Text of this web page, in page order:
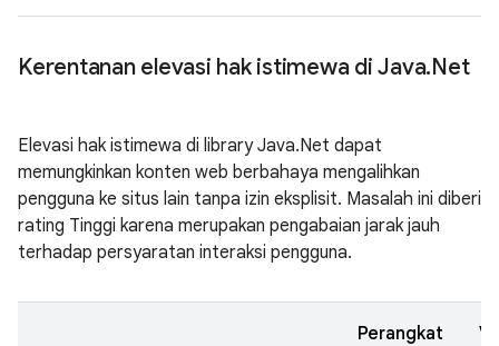
Kerentanan elevasi hak istimewa di Java.Net
Elevasi hak istimewa di library Java.Net dapat
memungkinkan konten web berbahaya mengalihkan
pengguna ke situs lain tanpa izin eksplisit. Masalah ini diberi
rating Tinggi karena merupakan pengabaian jarak jauh
terhadap persyaratan interaksi pengguna.
Perangkat